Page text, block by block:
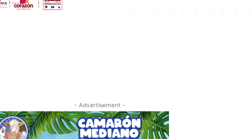
- Advertisement -